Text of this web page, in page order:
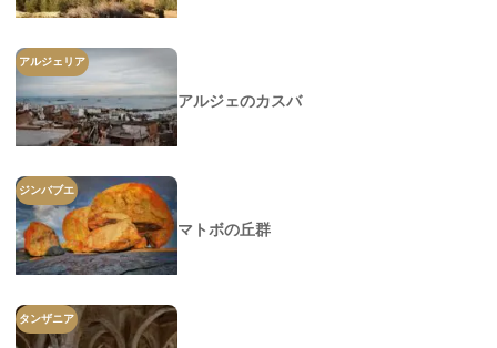
アルジェリア
アルジェのカスバ
ジンバブエ
マトボの丘群
タンザニア